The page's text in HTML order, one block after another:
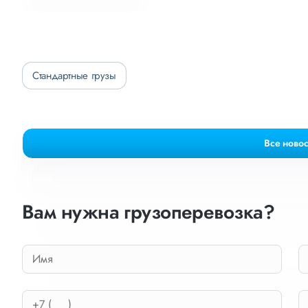
Стандартные грузы
Все
Вам нужна грузоперевозка?